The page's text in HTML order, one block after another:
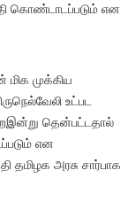
கொண்டாடப்படும் என
மிக முக்கிய
உட்பட
தென்பட்டதால்
என
தமிழக அரசு சார்பாக